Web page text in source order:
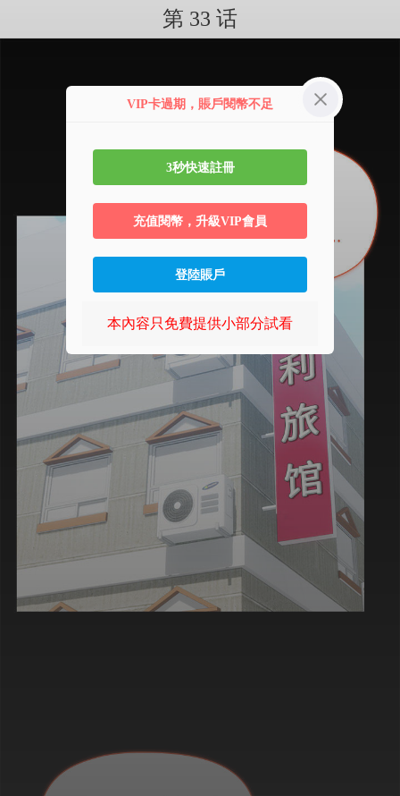
第 33 话
VIP卡過期，賬戶閱幣不足
3秒快速註冊
充值閱幣，升級VIP會員
登陸賬戶
本內容只免費提供小部分試看